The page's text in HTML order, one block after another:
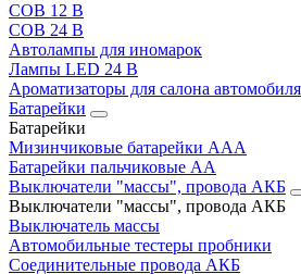
COB 12 В
COB 24 В
Автолампы для иномарок
Лампы LED 24 B
Ароматизаторы для салона автомобиля
Батарейки
Батарейки
Мизинчиковые батарейки AAA
Батарейки пальчиковые АА
Выключатели "массы", провода АКБ
Выключатели "массы", провода АКБ
Выключатель массы
Автомобильные тестеры пробники
Соединительные провода АКБ